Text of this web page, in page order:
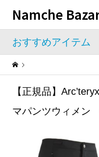
Namche
おすすめアイテム
Warning : Undefined property:
【正規品】
マパンツウィメン